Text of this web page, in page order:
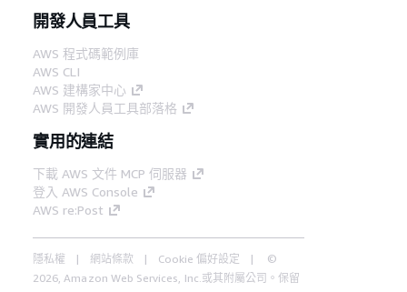
開發人員工具
AWS 程式碼範例庫
AWS CLI
AWS 建構家中心
AWS 開發人員工具部落格
實用的連結
下載 AWS 文件 MCP 伺服器
登入 AWS Console
AWS re:Post
隱私權 網站條款 Cookie 偏好設定
©
2026, Amazon Web Services, Inc.或其附屬公司。保留